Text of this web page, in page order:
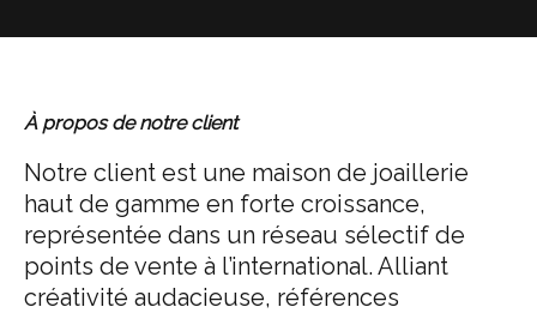
À propos de notre client
Notre client est une maison de joaillerie
haut de gamme en forte croissance,
représentée dans un réseau sélectif de
points de vente à l’international. Alliant
créativité audacieuse, références